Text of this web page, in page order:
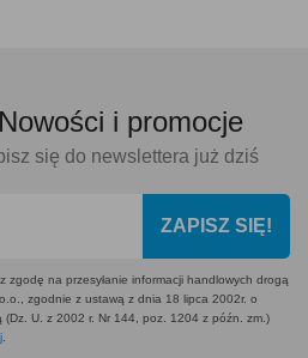
Nowości i promocje
się do newslettera już dziś
ZAPISZ SIĘ!
zgodę na przesyłanie informacji handlowych drogą
zgodnie z ustawą z dnia 18 lipca 2002r. o
(Dz. U. z 2002 r. Nr 144, poz. 1204 z późn. zm.)